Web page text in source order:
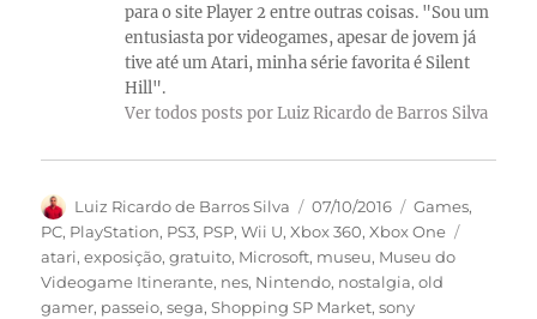
para o site Player 2 entre outras coisas. "Sou um
entusiasta por videogames, apesar de jovem já
tive até um Atari, minha série favorita é Silent
Hill".
Ver todos posts por Luiz Ricardo de Barros Silva
Autor
Luiz Ricardo de Barros Silva
Publicado
em
07/10/2016 Categorias
Games,
PC, PlayStation, PS3, PSP,Wii U,Xbox 360,Xbox One
atari,exposição,gratuito, Microsoft, museu, Museu do
Videogame Itinerante, nes, Nintendo, nostalgia,old
gamer, passeio,sega,Shopping SP Market,sony